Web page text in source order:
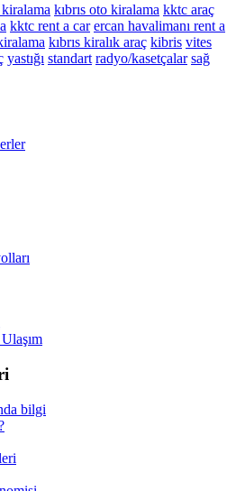
kiralama kıbrıs oto kiralama kktc araç
kktc rent a car ercan havalimanı rent a
kıbrıs kiralık araç kibris vites
yastığı standart radyo/kasetçalar sağ
bilgi